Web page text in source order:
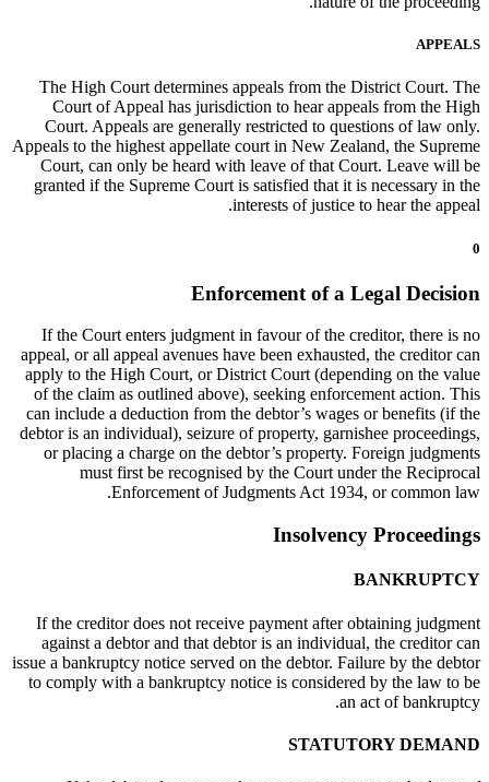
APPEALS
The High Court determines appeals from the District Court. The
Court of Appeal has jurisdiction to hear appeals from the High
Court. Appeals are generally restricted to questions of law only.
Appeals to the highest appellate court in New Zealand, the Supreme
Court, can only be heard with leave of that Court. Leave will be
granted if the Supreme Court is satisfied that it is necessary in the
interests of justice to hear the appeal.
0
Enforcement of a Legal Decision
If the Court enters judgment in favour of the creditor, there is no
appeal, or all appeal avenues have been exhausted, the creditor can
apply to the High Court, or District Court (depending on the value
of the claim as outlined above), seeking enforcement action. This
can include a deduction from the debtor’s wages or benefits (if the
debtor is an individual), seizure of property, garnishee proceedings,
or placing a charge on the debtor’s property. Foreign judgments
must first be recognised by the Court under the Reciprocal
Enforcement of Judgments Act 1934, or common law.
Insolvency Proceedings
BANKRUPTCY
If the creditor does not receive payment after obtaining judgment
against a debtor and that debtor is an individual, the creditor can
issue a bankruptcy notice served on the debtor. Failure by the debtor
to comply with a bankruptcy notice is considered by the law to be
an act of bankruptcy.
STATUTORY DEMAND